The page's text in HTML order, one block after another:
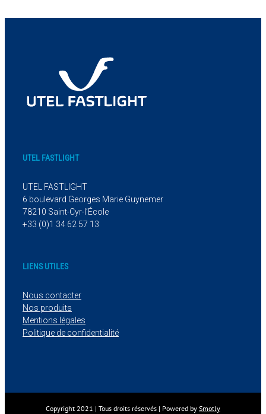
UTEL FASTLIGHT
UTEL FASTLIGHT
6 boulevard Georges Marie Guynemer
78210 Saint-Cyr-l’École
+33 (0)1 34 62 57 13
LIENS UTILES
Nous contacter
Nos produits
Mentions légales
Politique de confidentialité
Copyright 2021 | Tous droits réservés | Powered by Smotly